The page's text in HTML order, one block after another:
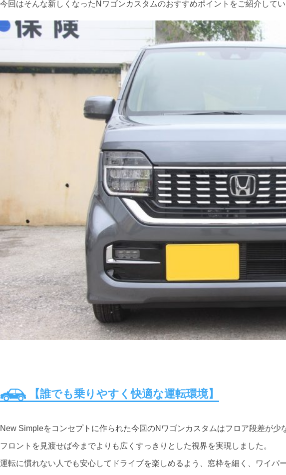
今回はそんな新しくなったNワゴンカスタムのおすすめポイントをご紹介してい
【誰でも乗りやすく快適な運転環境】
New Simpleをコンセプトに作られた今回のNワゴンカスタムはフロア段差が少
フロントを見渡せば今までよりも広くすっきりとした視界を実現しました。
運転に慣れない人でも安心してドライブを楽しめるよう、窓枠を細く、ワイパ